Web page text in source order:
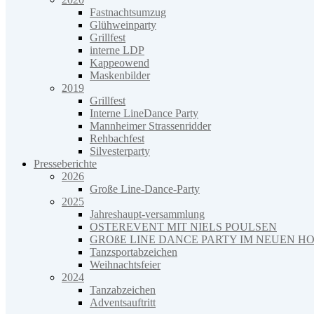
Fastnachtsumzug
Glühweinparty
Grillfest
interne LDP
Kappeowend
Maskenbilder
2019
Grillfest
Interne LineDance Party
Mannheimer Strassenridder
Rehbachfest
Silvesterparty
Presseberichte
2026
Große Line-Dance-Party
2025
Jahreshaupt-versammlung
OSTEREVENT MIT NIELS POULSEN
GROßE LINE DANCE PARTY IM NEUEN
Tanzsportabzeichen
Weihnachtsfeier
2024
Tanzabzeichen
Adventsauftritt